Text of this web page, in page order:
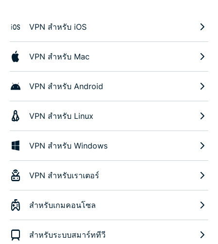
VPN สำหรับ iOS
VPN สำหรับ Mac
VPN สำหรับ Android
VPN สำหรับ Linux
VPN สำหรับ Windows
VPN สำหรับเราเตอร์
สำหรับเกมคอนโซล
สำหรับระบบสมาร์ททีวี